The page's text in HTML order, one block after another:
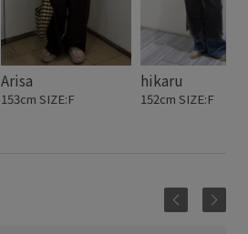
Arisa
153cm SIZE:F
hikaru
152cm SIZE:F